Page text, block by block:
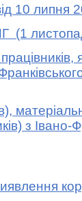
10 липня
(1
з